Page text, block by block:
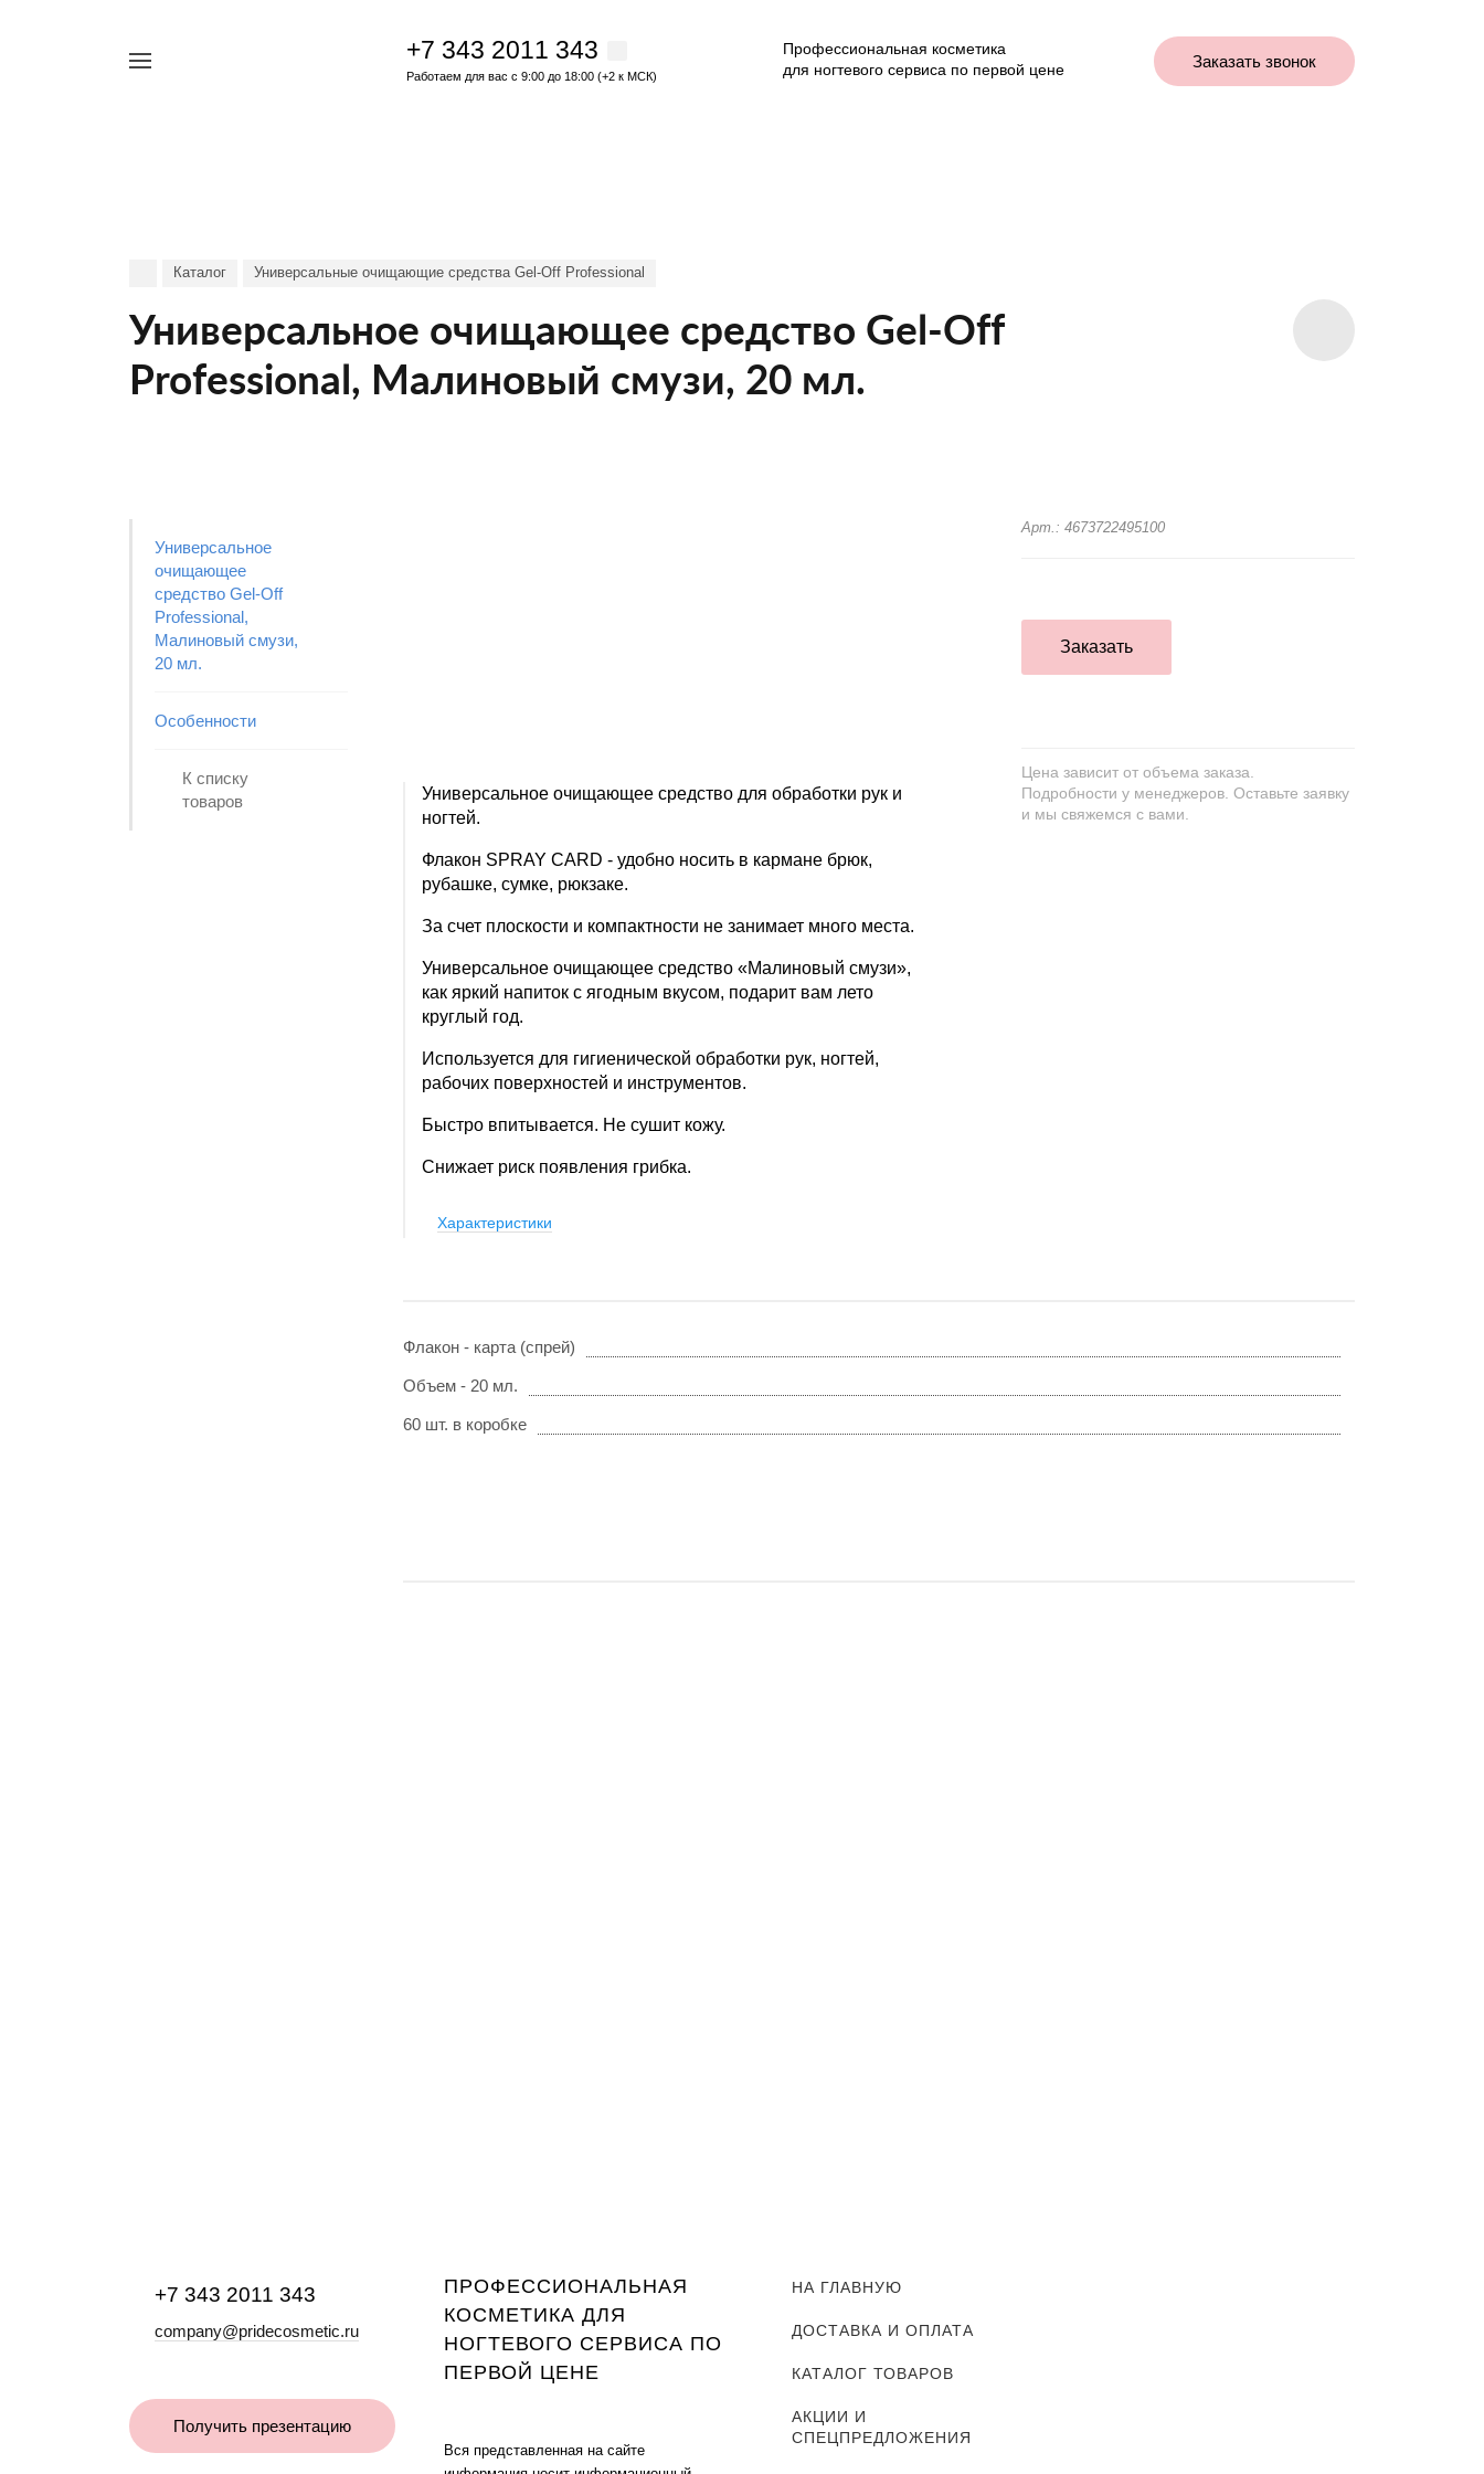
+7 343 2011 343
Работаем для вас с 9:00 до 18:00 (+2 к МСК)
Профессиональная косметика
для ногтевого сервиса по первой цене
Заказать звонок
Каталог Универсальные очищающие средства Gel-Off Professional
Универсальное очищающее средство Gel-Off
Professional, Малиновый смузи, 20 мл.
Универсальное
очищающее
средство Gel-Off
Professional,
Малиновый смузи,
20 мл.
Особенности
К списку
товаров
Универсальное очищающее средство для обработки рук и
ногтей.
Флакон SPRAY CARD - удобно носить в кармане брюк,
рубашке, сумке, рюкзаке.
За счет плоскости и компактности не занимает много места.
Универсальное очищающее средство «Малиновый смузи»,
как яркий напиток с ягодным вкусом, подарит вам лето
круглый год.
Используется для гигиенической обработки рук, ногтей,
рабочих поверхностей и инструментов.
Быстро впитывается. Не сушит кожу.
Снижает риск появления грибка.
Характеристики
Арт.: 4673722495100
Заказать
Цена зависит от объема заказа.
Подробности у менеджеров. Оставьте заявку
и мы свяжемся с вами.
Флакон - карта (спрей)
Объем - 20 мл.
60 шт. в коробке
+7 343 2011 343
company@pridecosmetic.ru
Получить презентацию
ПРОФЕССИОНАЛЬНАЯ
КОСМЕТИКА ДЛЯ
НОГТЕВОГО СЕРВИСА ПО
ПЕРВОЙ ЦЕНЕ
Вся представленная на сайте
НА ГЛАВНУЮ
ДОСТАВКА И ОПЛАТА
КАТАЛОГ ТОВАРОВ
АКЦИИ И
СПЕЦПРЕДЛОЖЕНИЯ